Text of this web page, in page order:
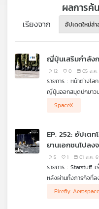
เพล
สต์
เพลง
ผลการค้
เรียงจาก อัปเดตใหม่ล่า
ญี่ปุ่นเสริมกำลัง
12 0 05 ส.ค.
รายการ : หน้าต่างโลก
ญี่ปุ่นออกสมุดปกขาวป
รอบตัวที่เพิ่มขึ้น โด
SpaceX
EP. 252: อัปเดท
ยานเอกชนไปล
2026
5 1 01 ส.ค.
ร
หลังผ่านทั้งภารกิจที่ล
Payload Services
Firefly Aerospace